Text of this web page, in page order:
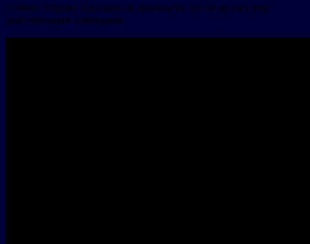
Сейчас Абраму Каплану за девяносто, но он до сих пор
действующий сотрудник